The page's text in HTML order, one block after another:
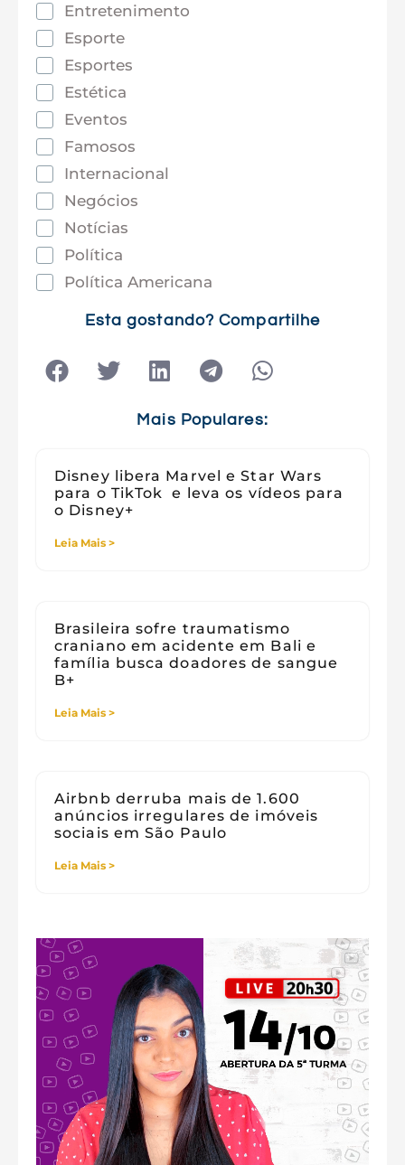
Entretenimento
Esporte
Esportes
Estética
Eventos
Famosos
Internacional
Negócios
Notícias
Política
Política Americana
Tecnologia
Esta gostando? Compartilhe
Mais Populares:
Disney libera Marvel e Star Wars
para o TikTok e leva os vídeos para
o Disney+
Leia Mais >
Brasileira sofre traumatismo
craniano em acidente em Bali e
família busca doadores de sangue
B+
Leia Mais >
Airbnb derruba mais de 1.600
anúncios irregulares de imóveis
sociais em São Paulo
Leia Mais >